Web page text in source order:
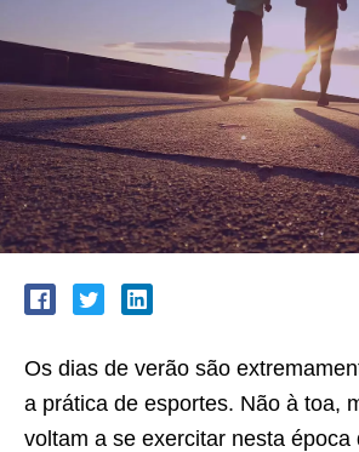
Os dias de verão são
a prática de esportes. Não à toa,
voltam a se exercitar nesta época